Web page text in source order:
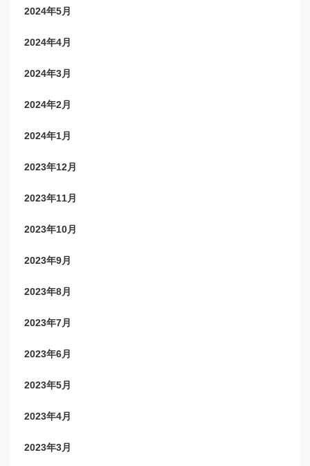
2024年5月
2024年4月
2024年3月
2024年2月
2024年1月
2023年12月
2023年11月
2023年10月
2023年9月
2023年8月
2023年7月
2023年6月
2023年5月
2023年4月
2023年3月